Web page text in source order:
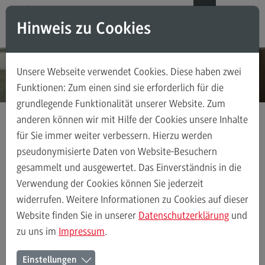
Direkt zum Inhalt
Direkt zum Hauptmenu
Direkt zum Footer
Modul-O-Mat
Masterstudiengänge
Accounting, Controlling, Taxation
Accounting, Controlling, Taxation
Modulangebot
Berufsperspektiven
Kontakt
Advanced Practice in Healthcare
Advanced Practice in Healthcare
Rahmenbedingungen
Kontakt Ansprechpersonen Bereich Gesundheit
Ansprechpersonen Alle Kontakte (alphabetisch)
Ansprechpersonen des Bereichs
Hinweis zu Cookies
Unsere Webseite verwendet Cookies. Diese haben zwei
Funktionen: Zum einen sind sie erforderlich für die
grundlegende Funktionalität unserer Website. Zum
anderen können wir mit Hilfe der Cookies unsere Inhalte
für Sie immer weiter verbessern. Hierzu werden
pseudonymisierte Daten von Website-Besuchern
gesammelt und ausgewertet. Das Einverständnis in die
Verwendung der Cookies können Sie jederzeit
widerrufen. Weitere Informationen zu Cookies auf dieser
Website finden Sie in unserer Datenschutzerklärung und
zu uns im Impressum.
Einstellungen